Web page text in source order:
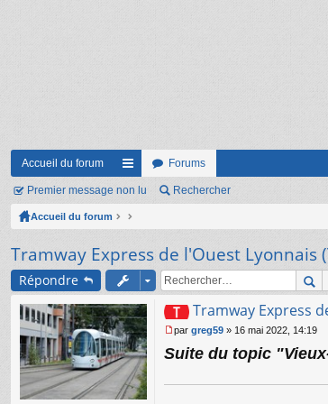
Accueil du forum
ac
co
ci
s
Forums
Premier message non lu Rechercher
Accueil du forum
Tramway Express de l'Ouest Lyonnais
Répondre
Tramway Express
e
par greg59 » 16 mai 2022, 14:19
Suite du topic